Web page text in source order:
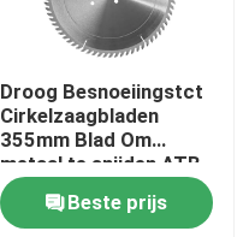
Droog Besnoeiingstct
Cirkelzaagbladen
355mm Blad Om
metaal te snijden ATB
Beste prijs